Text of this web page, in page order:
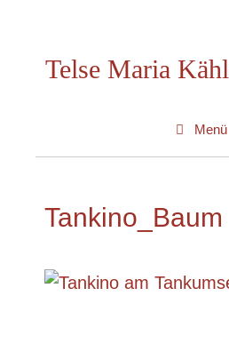
springenTelse Maria
Menü
Tankino_Baum